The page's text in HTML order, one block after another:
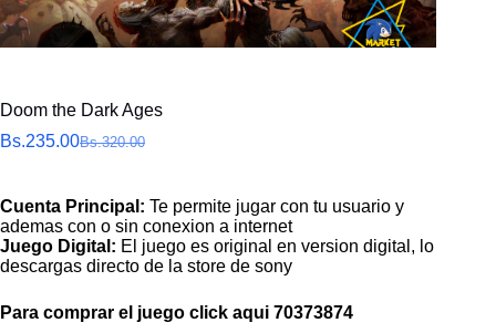
Doom the Dark Ages
Bs.320.00
El
era:
Bs.320.00.
Bs.235.00El
es:
Bs.235.00.
Cuenta Principal: Te permite jugar con tu usuario y
ademas con o sin conexion a internet
Juego Digital: El juego es original en version digital, lo
descargas directo de la store de sony
Para comprar el juego click aqui 70373874